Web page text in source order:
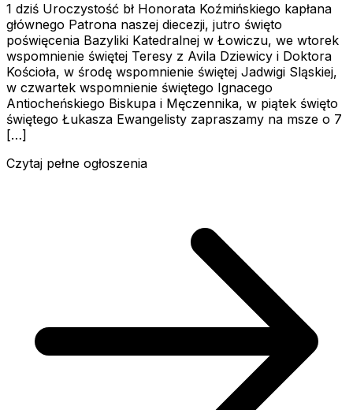
1 dziś Uroczystość bł Honorata Koźmińskiego kapłana
głównego Patrona naszej diecezji, jutro święto
poświęcenia Bazyliki Katedralnej w Łowiczu, we wtorek
wspomnienie świętej Teresy z Avila Dziewicy i Doktora
Kościoła, w środę wspomnienie świętej Jadwigi Sląskiej,
w czwartek wspomnienie świętego Ignacego
Antiocheńskiego Biskupa i Męczennika, w piątek święto
świętego Łukasza Ewangelisty zapraszamy na msze o 7
[…]
Czytaj pełne ogłoszenia